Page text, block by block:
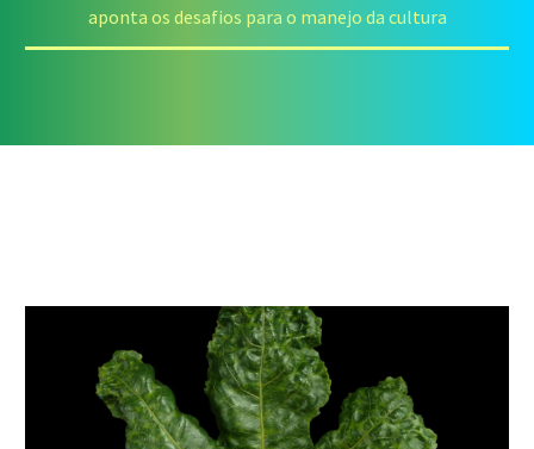
aponta os desafios para o manejo da cultura